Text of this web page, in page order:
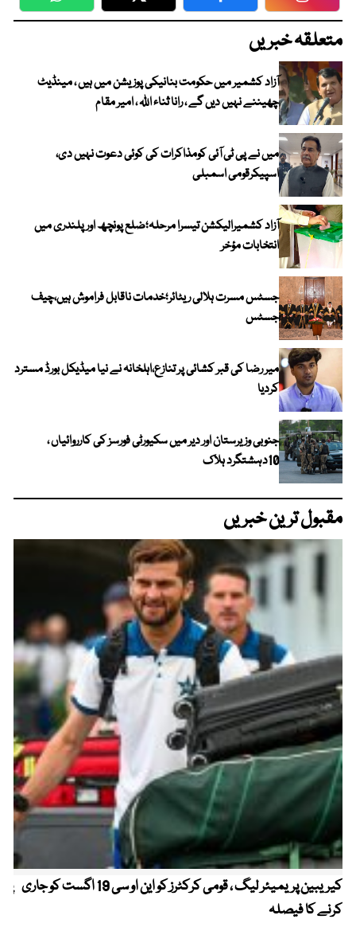
WhatsApp Twitter Facebook
متعلقہ خبریں
آزاد کشمیر میں حکومت بنانیکی پوزیشن میں ہیں ، مینڈیٹ
چھیننے نہیں دیں گے ، رانا ثناء اللہ ، امیر مقام
میں نے پی ٹی آئی کومذاکرات کی کوئی دعوت نہیں دی،
اسپیکرقومی اسمبلی
آزاد کشمیرالیکشن تیسرا مرحلہ؛ضلع پونچھ اور پلندری میں
انتخابات مؤخر
جسٹس مسرت ہلالی ریٹائر؛خدمات ناقابل فراموش ہیں،چیف
جسٹس
میر رضا کی قبر کشائی پر تنازع،اہلخانہ نے نیا میڈیکل بورڈ مسترد
کردیا
جنوبی وزیرستان اور دیر میں سکیورٹی فورسز کی کارروائیاں ،
10دہشتگرد ہلاک
مقبول ترین خبریں
کیریبین پریمیئر لیگ ، قومی کرکٹرز کو این او سی 19 اگست کو جاری
کرنے کا فیصلہ